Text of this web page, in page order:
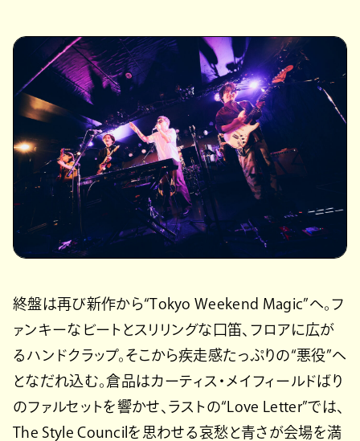
終盤は再び新作から“Tokyo Weekend Magic”へ。フ
ァンキーなビートとスリリングな口笛、フロアに広が
るハンドクラップ。そこから疾走感たっぷりの“悪役”へ
となだれ込む。倉品はカーティス・メイフィールドばり
のファルセットを響かせ、ラストの“Love Letter”では、
The Style Councilを思わせる哀愁と青さが会場を満